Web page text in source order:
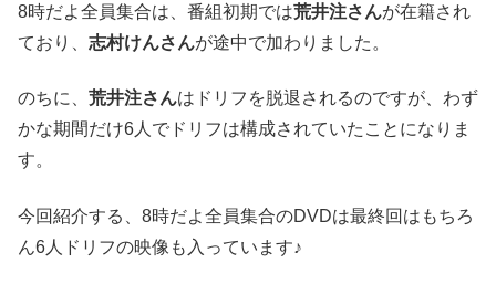
8時だよ全員集合は、番組初期では荒井注さんが在籍され
ており、 志村けんさんが途中で加わりました。
のちに、 荒井注さんはドリフを脱退されるのですが、わず
かな期間だけ6人でドリフは構成されていたことになりま
す。
今回紹介する、8時だよ全員集合のDVDは最終回はもちろ
ん6人ドリフの映像も入っています♪